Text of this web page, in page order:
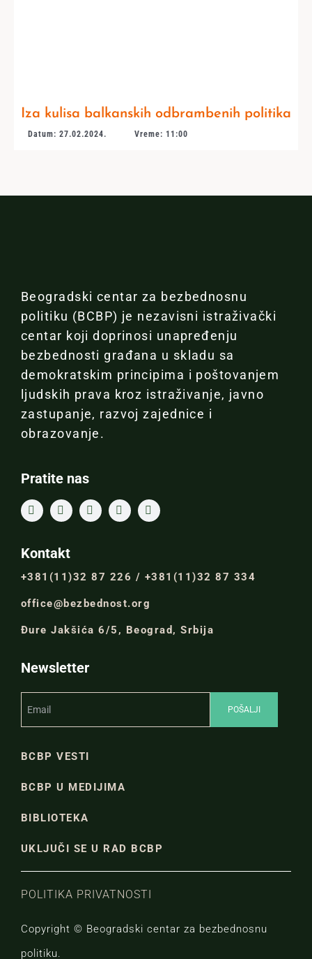
Iza kulisa balkanskih odbrambenih politika
Datum: 27.02.2024. Vreme: 11:00
Beogradski centar za bezbednosnu
politiku (BCBP) je nezavisni istraživački
centar koji doprinosi unapređenju
bezbednosti građana u skladu sa
demokratskim principima i poštovanjem
ljudskih prava kroz istraživanje, javno
zastupanje, razvoj zajednice i
obrazovanje.
Pratite nas
Kontakt
+381(11)32 87 226 / +381(11)32 87 334
office@bezbednost.org
Đure Jakšića 6/5, Beograd, Srbija
Newsletter
BCBP VESTI
BCBP U MEDIJIMA
BIBLIOTEKA
UKLJUČI SE U RAD BCBP
POLITIKA PRIVATNOSTI
Copyright © Beogradski centar za bezbednosnu
politiku.